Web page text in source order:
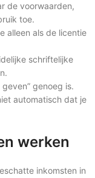
de voorwaarden,
toe.
alleen als de licentie
schriftelijke
genoeg is.
automatisch dat je
werken
inkomsten in